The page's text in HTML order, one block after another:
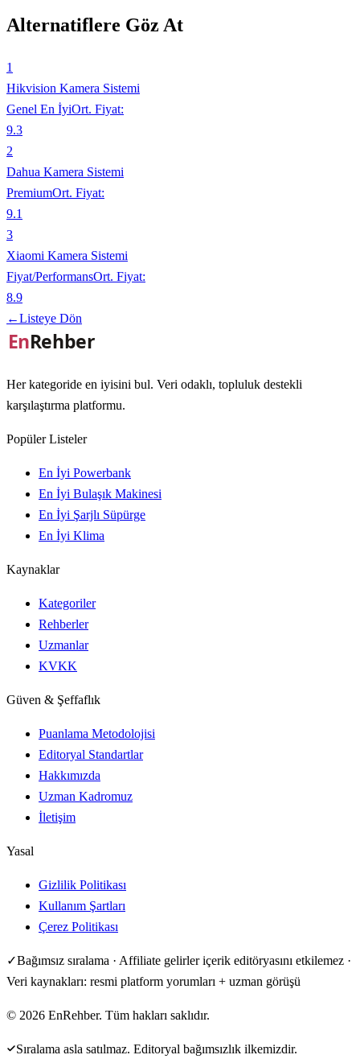
Alternatiflere Göz At
1
Hikvision Kamera Sistemi
Genel En İyiOrt. Fiyat:
9.3
2
Dahua Kamera Sistemi
PremiumOrt. Fiyat:
9.1
3
Xiaomi Kamera Sistemi
Fiyat/PerformansOrt. Fiyat:
8.9
←Listeye Dön
Her kategoride en iyisini bul. Veri odaklı, topluluk destekli
karşılaştırma platformu.
Popüler Listeler
En İyi Powerbank
En İyi Bulaşık Makinesi
En İyi Şarjlı Süpürge
En İyi Klima
Kaynaklar
Kategoriler
Rehberler
Uzmanlar
KVKK
Güven & Şeffaflık
Puanlama Metodolojisi
Editoryal Standartlar
Hakkımızda
Uzman Kadromuz
İletişim
Yasal
Gizlilik Politikası
Kullanım Şartları
Çerez Politikası
✓Bağımsız sıralama · Affiliate gelirler içerik editöryasını etkilemez ·
Veri kaynakları: resmi platform yorumları + uzman görüşü
© 2026 EnRehber. Tüm hakları saklıdır.
Sıralama asla satılmaz. Editoryal bağımsızlık ilkemizdir.